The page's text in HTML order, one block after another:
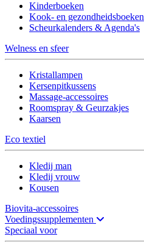
Kinderboeken
Kook- en gezondheidsboeken
Scheurkalenders & Agenda's
Welness en sfeer
Kristallampen
Kersenpitkussens
Massage-accessoires
Roomspray & Geurzakjes
Kaarsen
Eco textiel
Kledij man
Kledij vrouw
Kousen
Biovita-accessoires
Voedingssupplementen
Speciaal voor